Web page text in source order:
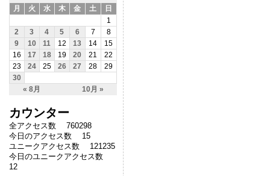
月
火 水 木 金 土 日
« 8月 10月 »
1
2
3 4 5 6 7
8
9
10 11 12 13 14
15
16
17 18 19 20 21
22
23
24 25 26 27 28
29
30
カウンター
全アクセス数 760298
今日のアクセス数 15
ユニークアクセス数 121235
今日のユニークアクセス数
12